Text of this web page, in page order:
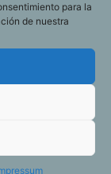
para la
de nuestra